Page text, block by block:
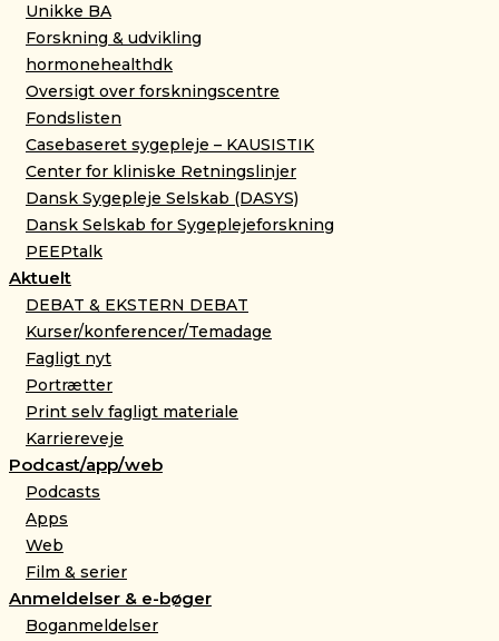
Unikke BA
Forskning & udvikling
hormonehealthdk
Oversigt over forskningscentre
Fondslisten
Casebaseret sygepleje – KAUSISTIK
Center for kliniske Retningslinjer
Dansk Sygepleje Selskab (DASYS)
Dansk Selskab for Sygeplejeforskning
PEEPtalk
Aktuelt
DEBAT & EKSTERN DEBAT
Kurser/konferencer/Temadage
Fagligt nyt
Portrætter
Print selv fagligt materiale
Karriereveje
Podcast/app/web
Podcasts
Apps
Web
Film & serier
Anmeldelser & e-bøger
Boganmeldelser